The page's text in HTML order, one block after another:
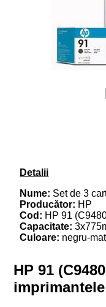
Detalii
Nume: Set de 3
Producător: HP
Cod: HP 91
Capacitate:
Culoare: negru-mat
HP 91
imprimantele